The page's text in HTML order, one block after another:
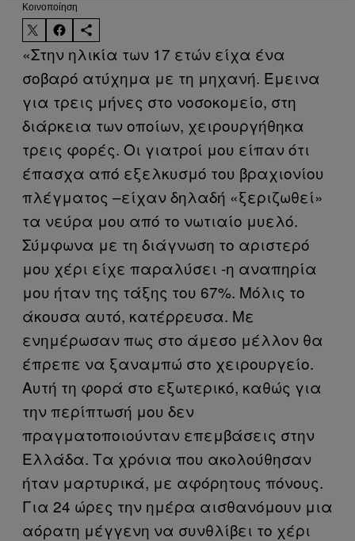
Kοινοποίηση
«Στην ηλικία των 17 ετών είχα ένα
σοβαρό ατύχημα με τη μηχανή. Έμεινα
για τρεις μήνες στο νοσοκομείο, στη
διάρκεια των οποίων, χειρουργήθηκα
τρεις φορές. Οι γιατροί μου είπαν ότι
έπασχα από εξελκυσμό του βραχιονίου
πλέγματος –είχαν δηλαδή «ξεριζωθεί»
τα νεύρα μου από το νωτιαίο μυελό.
Σύμφωνα με τη διάγνωση το αριστερό
μου χέρι είχε παραλύσει -η αναπηρία
μου ήταν της τάξης του 67%. Μόλις το
άκουσα αυτό, κατέρρευσα. Με
ενημέρωσαν πως στο άμεσο μέλλον θα
έπρεπε να ξαναμπώ στο χειρουργείο.
Αυτή τη φορά στο εξωτερικό, καθώς για
την περίπτωσή μου δεν
πραγματοποιούνταν επεμβάσεις στην
Ελλάδα. Τα χρόνια που ακολούθησαν
ήταν μαρτυρικά, με αφόρητους πόνους.
Για 24 ώρες την ημέρα αισθανόμουν μια
αόρατη μέγγενη να συνθλίβει το χέρι